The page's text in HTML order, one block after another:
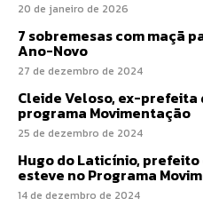
20 de janeiro de 2026
7 sobremesas com maçã
Ano-Novo
27 de dezembro de 2024
Cleide Veloso, ex-prefeita
programa Movimentação
25 de dezembro de 2024
Hugo do Laticínio, prefeito
esteve no Programa
14 de dezembro de 2024